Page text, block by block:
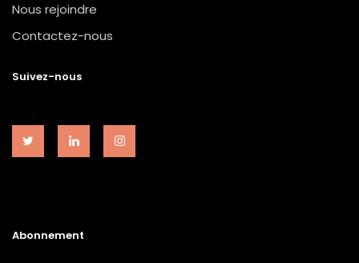
Nous rejoindre
Contactez-nous
Suivez-nous
Abonnement